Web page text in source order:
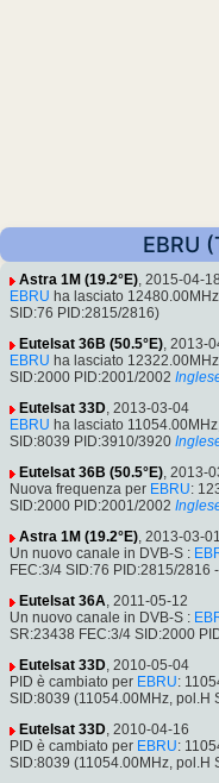
EBRU
Astra 1M (19.2°E), 2015-04-18
EBRU ha lasciato
SID:76 PID:2815/2816)
Eutelsat 36B (50.5°E), 2013-
EBRU ha lasciato
SID:2000 PID:2001/2002
Eutelsat 33D, 2013-03-04
EBRU ha lasciato
SID:8039 PID:3910/3920
Eutelsat 36B (50.5°E), 2013-
Nuova frequenza per EBRU:
SID:2000 PID:2001/2002
Astra 1M (19.2°E), 2013-03-01
Un nuovo canale in DVB-S :
FEC:3/4 SID:76 PID:2815/2816
Eutelsat 36A, 2011-05-12
Un nuovo canale in DVB-S :
SR:23438 FEC:3/4 SID:2000
Eutelsat 33D, 2010-05-04
PID è cambiato per EBRU:
SID:8039 (11054.00MHz, pol.H
Eutelsat 33D, 2010-04-16
PID è cambiato per EBRU:
SID:8039 (11054.00MHz, pol.H